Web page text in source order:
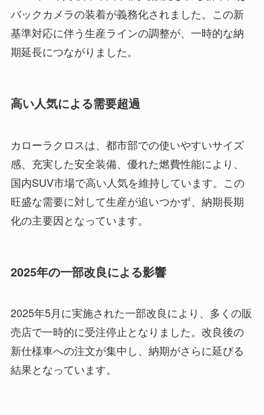
バックカメラの装着が義務化されました。この新
基準対応に伴う生産ラインの調整が、一時的な納
期延長につながりました。
高い人気による需要超過
カローラクロスは、都市部での使いやすいサイズ
感、充実した安全装備、優れた燃費性能により、
国内SUV市場で高い人気を維持しています。この
旺盛な需要に対して生産が追いつかず、納期長期
化の主要因となっています。
2025年の一部改良による影響
2025年5月に実施された一部改良により、多くの販
売店で一時的に受注停止となりました。改良後の
新仕様車への注文が集中し、納期がさらに延びる
結果となっています。